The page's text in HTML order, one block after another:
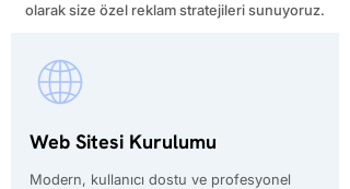
olarak size özel reklam stratejileri sunuyoruz.
Web Sitesi Kurulumu
Modern, kullanıcı dostu ve profesyonel